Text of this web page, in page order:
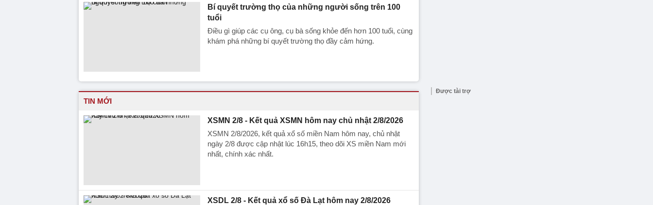
Bí quyết trường thọ của những người sống trên 100
tuổi
Điều gì giúp các cụ ông, cụ bà sống khỏe đến hơn 100 tuổi, cùng
khám phá những bí quyết trường thọ đầy cảm hứng.
TIN MỚI
XSMN 2/8 - Kết quả XSMN hôm nay chủ nhật 2/8/2026
XSMN 2/8/2026, kết quả xổ số miền Nam hôm nay, chủ nhật
ngày 2/8 được cập nhật lúc 16h15, theo dõi XS miền Nam mới
nhất, chính xác nhất.
XSDL 2/8 - Kết quả xổ số Đà Lạt hôm nay 2/8/2026
Được tài trợ